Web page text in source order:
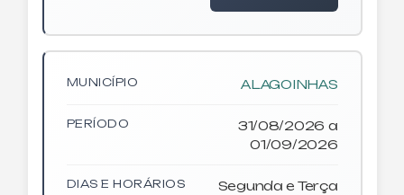
MUNICÍPIO ALAGOINHAS
PERÍODO
31/08/2026 a
01/09/2026
DIAS E HORÁRIOS
Segunda e Terça